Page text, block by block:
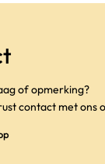
of opmerking?
contact met ons